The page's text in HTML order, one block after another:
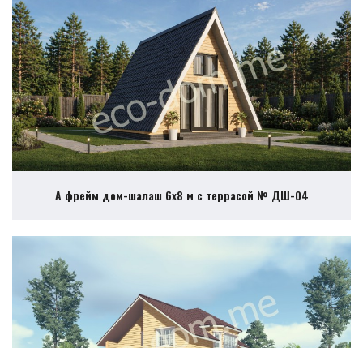
А фрейм дом-шалаш 6х8 м с террасой № ДШ-04